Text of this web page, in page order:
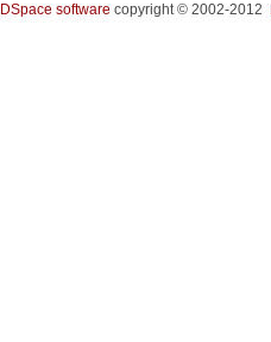
DSpace software copyright © 2002-2012